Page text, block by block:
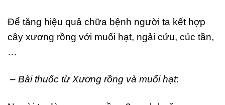
Để tăng hiệu quả chữa bệnh người ta kết hợp
cây xương rồng với muối hạt, ngải cứu, cúc tần,
…
– Bài thuốc từ Xương rồng và muối hạt: